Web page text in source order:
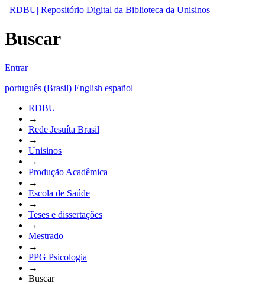
RDBU| Repositório Digital da Biblioteca da Unisinos
Buscar
Entrar
português (Brasil) English español
RDBU
→
Rede Jesuíta Brasil
→
Unisinos
→
Produção Acadêmica
→
Escola de Saúde
→
Teses e dissertações
→
Mestrado
→
PPG Psicologia
→
Buscar